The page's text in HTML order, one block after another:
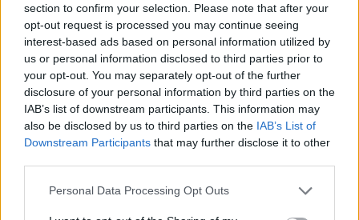
section to confirm your selection. Please note that after your
opt-out request is processed you may continue seeing
interest-based ads based on personal information utilized by
us or personal information disclosed to third parties prior to
your opt-out. You may separately opt-out of the further
disclosure of your personal information by third parties on the
IAB’s list of downstream participants. This information may
also be disclosed by us to third parties on the IAB’s List of
Downstream Participants that may further disclose it to other
Personal Data Processing Opt Outs
Bolojan: az általános
energiaválság miatt
rendkívüli
intézkedéseket hoztunk
csütörtökön – hírmix
Energiatakarékosságra hívja fel a
lakosságot a kormány. Továbbá:
gondatlanságból elkövetett